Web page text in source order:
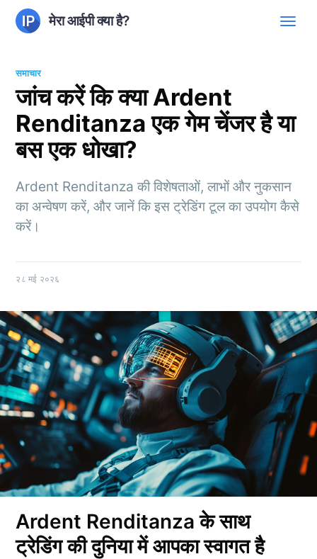
मेरा आईपी क्या है?
समाचार
जांच करें कि क्या Ardent
Renditanza एक गेम चेंजर है या
बस एक धोखा?
Ardent Renditanza की विशेषताओं, लाभों और नुकसान
का अन्वेषण करें, और जानें कि इस ट्रेडिंग टूल का उपयोग कैसे
करें।
२८ मई २०२६
Ardent Renditanza के साथ
ट्रेडिंग की दुनिया में आपका स्वागत है